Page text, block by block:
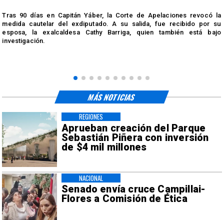
Tras 90 días en Capitán Yáber, la Corte de Apelaciones revocó la
medida cautelar del exdiputado. A su salida, fue recibido por su
esposa, la exalcaldesa Cathy Barriga, quien también está bajo
investigación.
Aprueban creación del Parque
Sebastián Piñera con inversión
de $4 mil millones
REGIONES
Senado envía cruce Campillai-
Flores a Comisión de Ética
NACIONAL
MÁS NOTICIAS